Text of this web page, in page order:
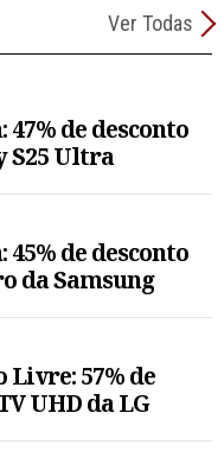
Ver Todas
47% de desconto
S25 Ultra
45% de desconto
da Samsung
Livre: 57% de
UHD da LG